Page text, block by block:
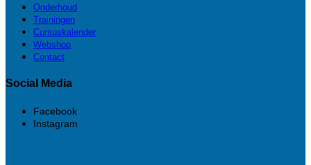
Onderhoud
Trainingen
Cursuskalender
Webshop
Contact
Social Media
Facebook
Instagram